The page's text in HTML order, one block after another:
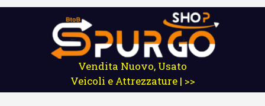
Vendita Nuovo, Usato
Veicoli e Attrezzature | >>